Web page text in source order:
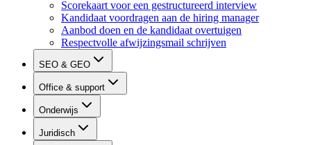
Scorekaart voor een gestructureerd interview
Kandidaat voordragen aan de hiring manager
Aanbod doen en de kandidaat overtuigen
Respectvolle afwijzingsmail schrijven
SEO & GEO
Office & support
Onderwijs
Juridisch